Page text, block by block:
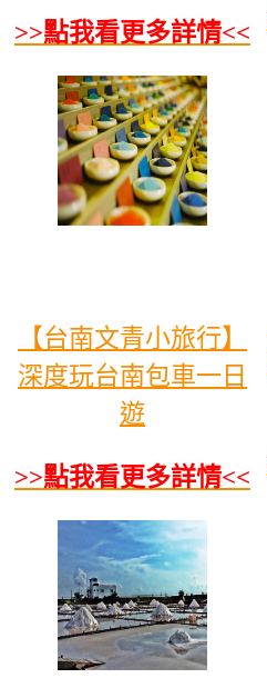
>>點我看更多詳情<<
【台南文青小旅行】
深度玩台南包車一日
遊
>>點我看更多詳情<<